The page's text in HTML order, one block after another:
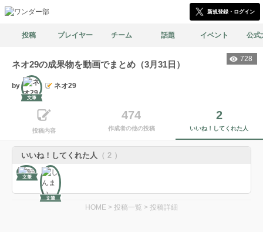
新規登録・ログイン
投稿 プレイヤー チーム 話題 イベント 公式
728
ネオ29の成果物を動画でまとめ（3月31日）
by
文筆
ネオ29
投稿内容
474
作成者の他の投稿
2
いいね！してくれた人
いいね！してくれた人 （ 2 ）
文筆
文筆
HOME > 投稿一覧 > 投稿詳細